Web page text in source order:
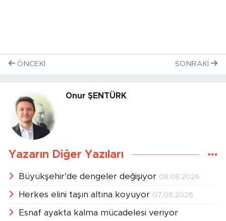
ÖNCEKI SONRAKI
Onur ŞENTÜRK
Yazarın Diğer Yazıları
Büyükşehir’de dengeler değişiyor 08.08.2026
Herkes elini taşın altına koyuyor 07.08.2026
Esnaf ayakta kalma mücadelesi veriyor